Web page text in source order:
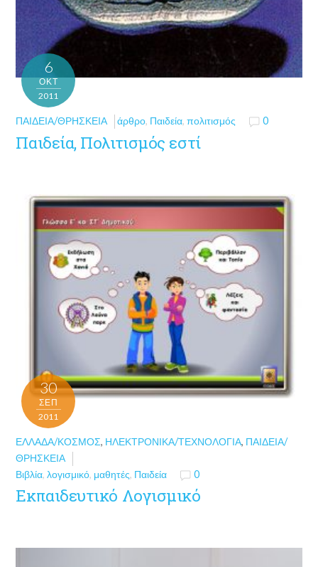
6
ΟΚΤ
2011
ΠΑΙΔΕΊΑ/ΘΡΗΣΚΕΊΑ άρθρο, Παιδεία,πολιτισμός 0
Παιδεία, Πολιτισμός εστί
30
ΣΕΠ
2011
ΕΛΛΆΔΑ/ΚΌΣΜΟΣ, ΗΛΕΚΤΡΟΝΙΚΆ/ΤΕΧΝΟΛΟΓΊΑ, ΠΑΙΔΕΊΑ/
ΘΡΗΣΚΕΊΑ
Βιβλία,λογισμικό, μαθητές, Παιδεία 0
Εκπαιδευτικό Λογισμικό